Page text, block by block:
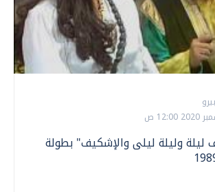
وليلة ليلى والإشكيف" بطولة